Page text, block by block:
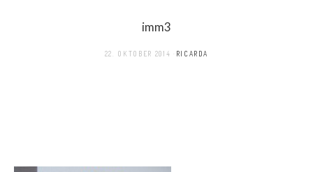
imm3
22. OKTOBER 2014 RICARDA